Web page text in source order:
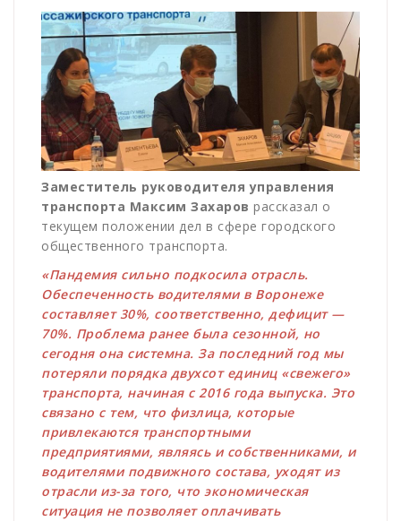
Заместитель руководителя управления
транспорта Максим Захаров рассказал о
текущем положении дел в сфере городского
общественного транспорта.
«Пандемия сильно подкосила отрасль.
Обеспеченность водителями в Воронеже
составляет 30%, соответственно, дефицит —
70%. Проблема ранее была сезонной, но
сегодня она системна. За последний год мы
потеряли порядка двухсот единиц «свежего»
транспорта, начиная с 2016 года выпуска. Это
связано с тем, что физлица, которые
привлекаются транспортными
предприятиями, являясь и собственниками, и
водителями подвижного состава, уходят из
отрасли из-за того, что экономическая
ситуация не позволяет оплачивать